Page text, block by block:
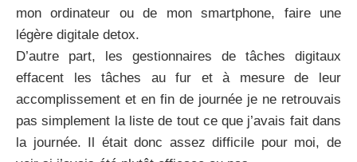
mon ordinateur ou de mon smartphone, faire une
légère digitale detox.
D’autre part, les gestionnaires de tâches digitaux
effacent les tâches au fur et à mesure de leur
accomplissement et en fin de journée je ne retrouvais
pas simplement la liste de tout ce que j’avais fait dans
la journée. Il était donc assez difficile pour moi, de